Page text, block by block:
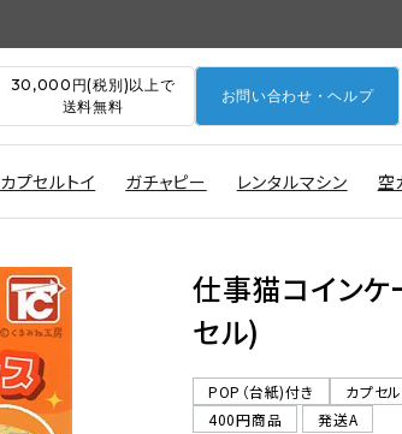
30,000円(税別)以上で
送料無料
お問い合わせ・ヘルプ
カプセルトイ ガチャピー レンタルマシン 空
仕事猫コイン
セル)
POP（台紙)付き
カプセ
400円商品
発送A